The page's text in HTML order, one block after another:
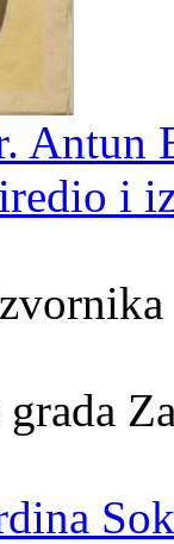
Antun
i